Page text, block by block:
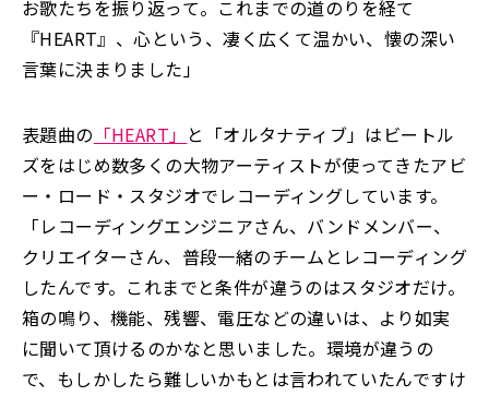
お歌たちを振り返って。これまでの道のりを経て
『HEART』、心という、凄く広くて温かい、懐の深い
言葉に決まりました」
表題曲の 「HEART」 と「オルタナティブ」はビートル
ズをはじめ数多くの大物アーティストが使ってきたアビ
ー・ロード・スタジオでレコーディングしています。
「レコーディングエンジニアさん、バンドメンバー、
クリエイターさん、普段一緒のチームとレコーディング
したんです。これまでと条件が違うのはスタジオだけ。
箱の鳴り、機能、残響、電圧などの違いは、より如実
に聞いて頂けるのかなと思いました。環境が違うの
で、もしかしたら難しいかもとは言われていたんですけ